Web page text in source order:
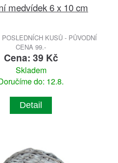
medvídek 6 x 10 cm
KUSŮ - PŮVODNÍ
CENA 99.-
Cena: 39 Kč
Skladem
do: 12.8.
Detail